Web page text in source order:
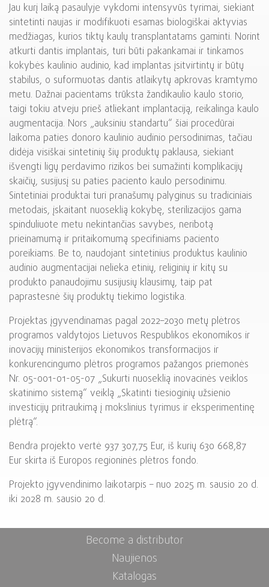
Jau kurį laiką pasaulyje vykdomi intensyvūs tyrimai, siekiant
sintetinti naujas ir modifikuoti esamas biologiškai aktyvias
medžiagas, kurios tiktų kaulų transplantatams gaminti. Norint
atkurti dantis implantais, turi būti pakankamai ir tinkamos
kokybės kaulinio audinio, kad implantas įsitvirtintų ir būtų
stabilus, o suformuotas dantis atlaikytų apkrovas kramtymo
metu. Dažnai pacientams trūksta žandikaulio kaulo storio,
taigi tokiu atveju prieš atliekant implantaciją, reikalinga kaulo
augmentacija. Nors „auksiniu standartu“ šiai procedūrai
laikoma paties donoro kaulinio audinio persodinimas, tačiau
didėja visiškai sintetinių šių produktų paklausa, siekiant
išvengti ligų perdavimo rizikos bei sumažinti komplikacijų
skaičių, susijusį su paties paciento kaulo persodinimu.
Sintetiniai produktai turi pranašumų palyginus su tradiciniais
metodais, įskaitant nuoseklią kokybę, sterilizacijos gama
spinduliuote metu nekintančias savybes, neribotą
prieinamumą ir pritaikomumą specifiniams paciento
poreikiams. Be to, naudojant sintetinius produktus kaulinio
audinio augmentacijai nelieka etinių, religinių ir kitų su
produkto panaudojimu susijusių klausimų, taip pat
paprastesnė šių produktų tiekimo logistika.
Projektas įgyvendinamas pagal 2022–2030 metų plėtros
programos valdytojos Lietuvos Respublikos ekonomikos ir
inovacijų ministerijos ekonomikos transformacijos ir
konkurencingumo plėtros programos pažangos priemonės
Nr. 05-001-01-05-07 „Sukurti nuoseklią inovacinės veiklos
skatinimo sistemą“ veiklą „Skatinti tiesioginių užsienio
investicijų pritraukimą į mokslinius tyrimus ir eksperimentinę
plėtrą“.
Bendra projekto vertė 937 307,75 Eur, iš kurių 630 668,87
Eur skirta iš Europos regioninės plėtros fondo.
Projekto įgyvendinimo laikotarpis – nuo 2025 m. sausio 20 d.
iki 2028 m. sausio 20 d.
Become a distributor
Naujienos
Katalogas